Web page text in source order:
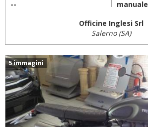
--
manuale
Officine Inglesi Srl
Salerno (SA)
5 immagini